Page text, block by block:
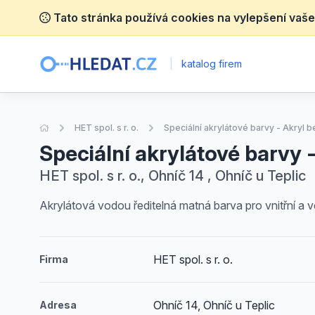
Tato stránka používá cookies na vylepšení
katalog firem
Úvodní stránka
HET spol. s r. o. Speciální akrylátové barvy - Akryl
Speciální akrylátové barvy
HET spol. s r. o., Ohníč 14 , Ohníč u Teplic
Akrylátová vodou ředitelná matná barva pro vnitřní
Firma HET spol. s r. o.
Adresa Ohníč 14, Ohníč u Teplic